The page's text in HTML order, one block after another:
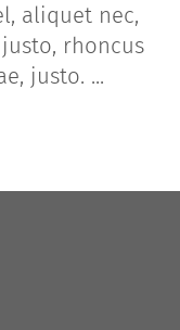
aliquet nec,
rhoncus
justo. ...